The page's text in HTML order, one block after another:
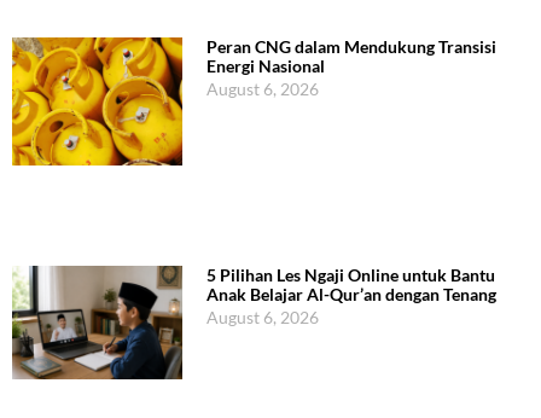
Peran CNG dalam Mendukung Transisi
Energi Nasional
August 6, 2026
5 Pilihan Les Ngaji Online untuk Bantu
Anak Belajar Al-Qur’an dengan Tenang
August 6, 2026